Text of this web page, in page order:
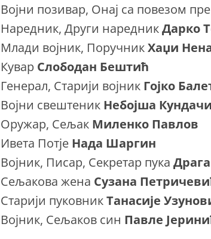
Војни позивар, Онај са повезом
Наредник, Други наредникДарко
Млади војник, ПоручникХаџи
Кувар Слободан Бештић
Генерал, Старији војник Гојко
Војни свештеник Небојша
Оружар, Сељак Миленко Павлов
Ивета Потје Нада Шаргин
Војник, Писар, Секретар пука
Сељакова жена Сузана
Старији пуковникТанасије
Војник, Сељаков син Павле